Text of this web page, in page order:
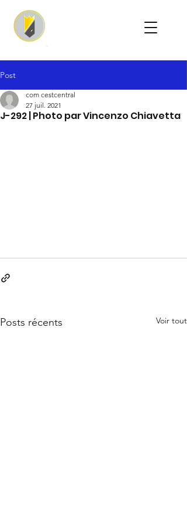
Post
J-292 | Photo par Vincenzo Chiavetta
com cestcentral
27 juil. 2021
Posts récents Voir tout